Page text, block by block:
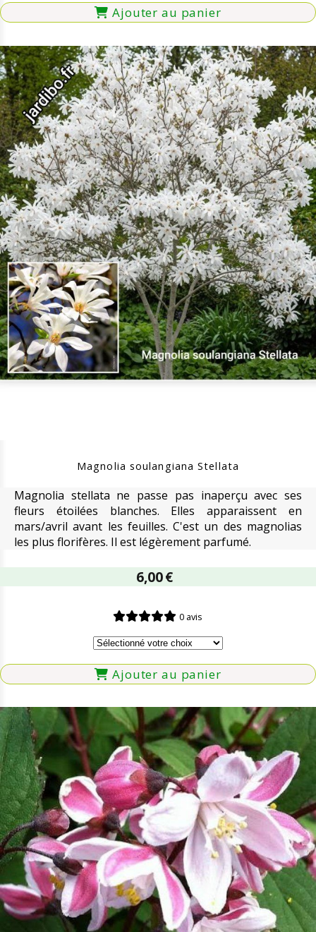
Ajouter au panier
Magnolia soulangiana Stellata
Magnolia stellata ne passe pas inaperçu avec ses
fleurs étoilées blanches. Elles apparaissent en
mars/avril avant les feuilles. C'est un des magnolias
les plus florifères. Il est légèrement parfumé.
6,00€
0 avis
Ajouter au panier